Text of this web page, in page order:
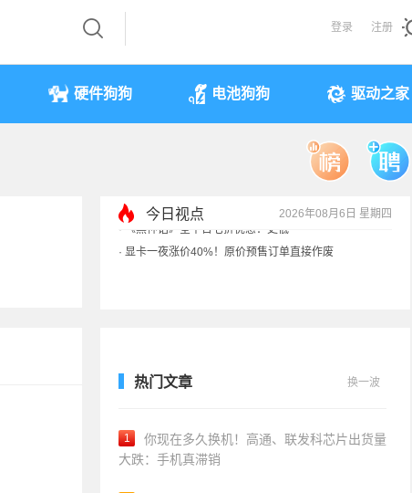
登录 注册
硬件狗狗 电池狗狗 驱动之家
今日视点 2026年08月6日 星期四
热门文章 换一波
1
你现在多久换机！高通、联发科芯片出货量
大跌：手机真滞销